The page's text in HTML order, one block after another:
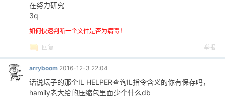
在努力研究
3q
如何快速判断一个文件是否为病毒！
回复 举报
arryboom 2016-12-3 22:04
话说坛子的那个IL HELPER查询IL指令含义的你有保存吗，
hamily老大给的压缩包里面少个什么db